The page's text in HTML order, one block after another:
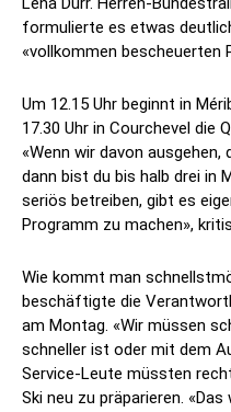
formulierte es etwas
«vollkommen bescheuerten
Um 12.15 Uhr beginnt in
17.30 Uhr in Courchevel die
«Wenn wir davon
dann bist du bis halb drei in
seriös betreiben, gibt es
Programm zu machen»,
Wie kommt man
beschäftigte die
am Montag. «Wir müssen
schneller ist oder mit dem
Service-Leute müssten
Ski neu zu präparieren.